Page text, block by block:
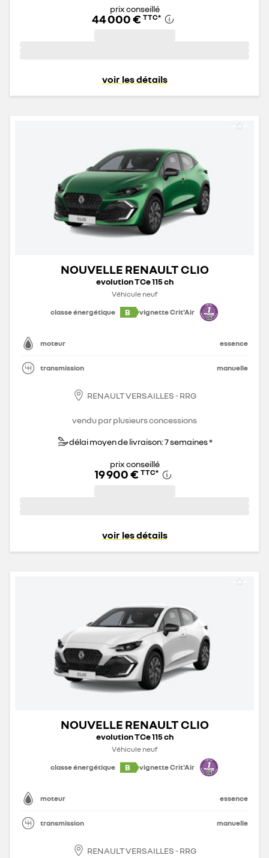
prix conseillé
44 000 € TTC*
voir les détails
NOUVELLE RENAULT CLIO
evolution TCe 115 ch
Véhicule neuf
classe énergétique
B vignette Crit'Air
moteur essence
transmission manuelle
RENAULT VERSAILLES - RRG
vendu par plusieurs concessions
délai moyen de livraison: 7 semaines *
prix conseillé
19 900 € TTC*
voir les détails
NOUVELLE RENAULT CLIO
evolution TCe 115 ch
Véhicule neuf
classe énergétique
B vignette Crit'Air
moteur essence
transmission manuelle
RENAULT VERSAILLES - RRG